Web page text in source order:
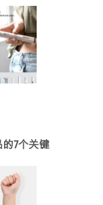
7个关键